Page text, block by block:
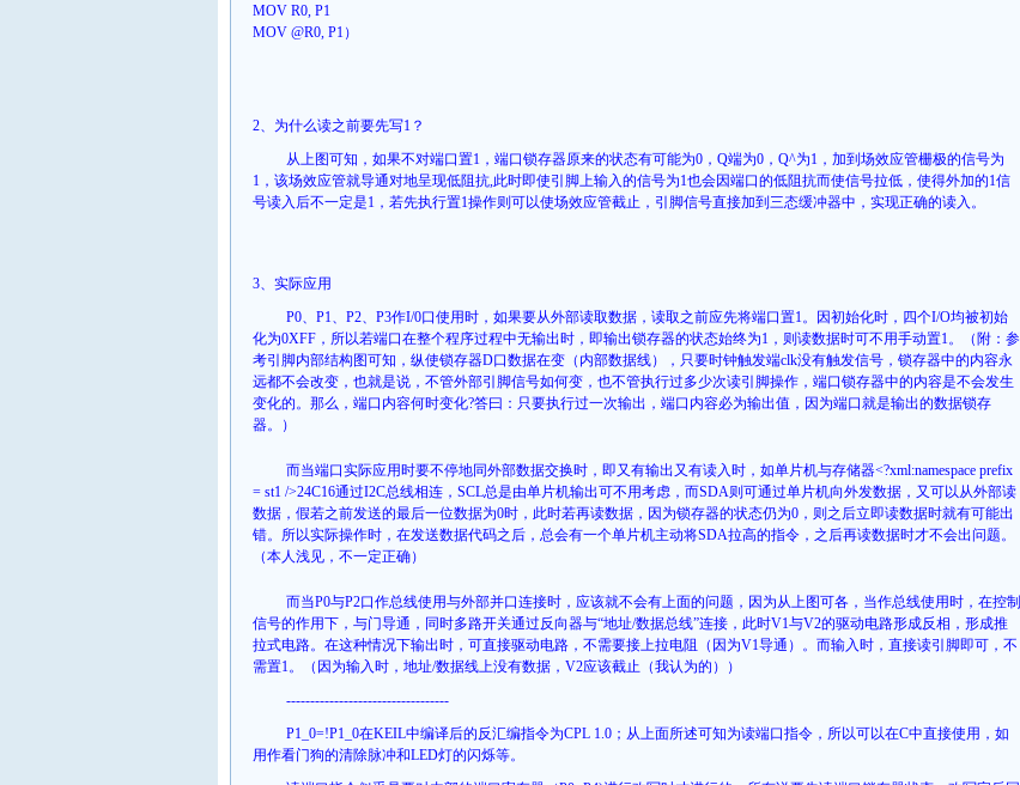
MOV R0, P1
MOV @R0, P1）
2、 为什么读之前要先写1 ？
从上图可知，如果不对端口置1 ，端口锁存器原来的状态有可能为0 ， Q端为0 ， Q^为1 ，加到场效应管栅极的信号为
1 ，该场效应管就导通对地呈现低阻抗,此时即使引脚上输入的信号为1也会因端口的低阻抗而使信号拉低，使得外加的1信
号读入后不一定是1 ，若先执行置1操作则可以使场效应管截止，引脚信号直接加到三态缓冲器中，实现正确的读入。
3、 实际应用
P0、 P1、 P2、 P3作I/0口使用时，如果要从外部读取数据，读取之前应先将端口置1。因初始化时，四个I/O均被初始
化为0XFF ，所以若端口在整个程序过程中无输出时，即输出锁存器的状态始终为1 ，则读数据时可不用手动置1。（附： 参
考引脚内部结构图可知，纵使锁存器D口数据在变（内部数据线），只要时钟触发端clk没有触发信号，锁存器中的内容永
远都不会改变，也就是说，不管外部引脚信号如何变，也不管执行过多少次读引脚操作，端口锁存器中的内容是不会发生
变化的。那么，端口内容何时变化?答曰：只要执行过一次输出，端口内容必为输出值，因为端口就是输出的数据锁存
器。）
而当端口实际应用时要不停地同外部数据交换时，即又有输出又有读入时，如单片机与存储器<?xml:namespace prefix
= st1 />24C16通过I2C总线相连， SCL总是由单片机输出可不用考虑，而SDA则可通过单片机向外发数据，又可以从外部读
数据，假若之前发送的最后一位数据为0时，此时若再读数据，因为锁存器的状态仍为0 ，则之后立即读数据时就有可能出
错。所以实际操作时，在发送数据代码之后，总会有一个单片机主动将SDA拉高的指令，之后再读数据时才不会出问题。
（本人浅见，不一定正确）
而当P0与P2口作总线使用与外部并口连接时，应该就不会有上面的问题，因为从上图可各，当作总线使用时，在控制
信号的作用下，与门导通，同时多路开关通过反向器与“地址/数据总线”连接，此时V1与V2的驱动电路形成反相，形成推
拉式电路。在这种情况下输出时，可直接驱动电路，不需要接上拉电阻（因为V1导通）。而输入时，直接读引脚即可，不
需置1。（因为输入时，地址/数据线上没有数据， V2应该截止（我认为的））
----------------------------------
P1_0=!P1_0在KEIL中编译后的反汇编指令为CPL 1.0；从上面所述可知为读端口指令，所以可以在C中直接使用，如
用作看门狗的清除脉冲和LED灯的闪烁等。